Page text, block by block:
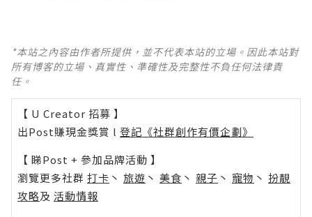
*本站之內容由作者所提供，並不代表本站的立場。因此本站對
所有博客的立場、真實性、準確性及完整性不負任何法律責
任。
【 U Creator 招募 】
出Post賺現金獎賞 l 登記《社群創作有價企劃》
【 睇Post + 參加品牌活動 】
瀏覽更多社群 打卡 丶 旅遊 丶 美食 丶 親子 丶 寵物 丶 扮靚
攻略及 活動情報